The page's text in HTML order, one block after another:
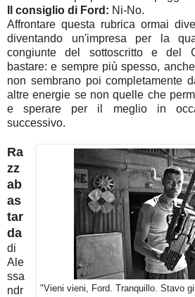
Il consiglio di Ford: Ni-No.
Affrontare questa rubrica ormai
diventando un'impresa per la
congiunte del sottoscritto e del
bastare: e sempre più spesso,
non sembrano poi completamente
altre energie se non quelle che
e sperare per il meglio in
successivo.
"Vieni vieni, Ford. Tranquillo. Stavo
Ra
zz
ab
as
tar
da
di
Ale
ssa
ndr